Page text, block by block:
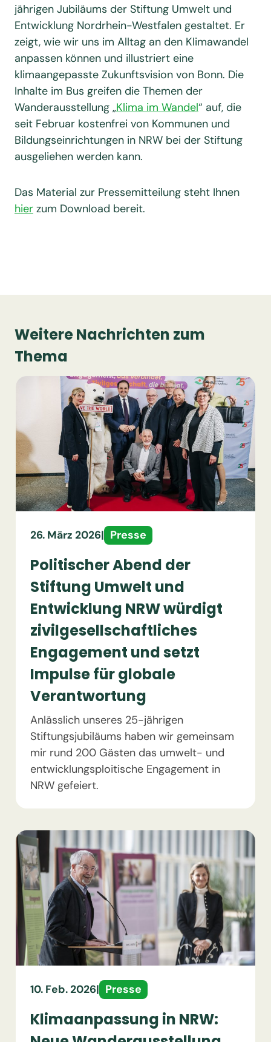
jährigen Jubiläums der Stiftung Umwelt und
Entwicklung Nordrhein-Westfalen gestaltet. Er
zeigt, wie wir uns im Alltag an den Klimawandel
anpassen können und illustriert eine
klimaangepasste Zukunftsvision von Bonn. Die
Inhalte im Bus greifen die Themen der
Wanderausstellung „Klima im Wandel“ auf, die
seit Februar kostenfrei von Kommunen und
Bildungseinrichtungen in NRW bei der Stiftung
ausgeliehen werden kann.
Das Material zur Pressemitteilung steht Ihnen
hier zum Download bereit.
Weitere Nachrichten zum
Thema
26. März 2026| Presse
Politischer Abend der
Stiftung Umwelt und
Entwicklung NRW würdigt
zivilgesellschaftliches
Engagement und setzt
Impulse für globale
Verantwortung
Anlässlich unseres 25-jährigen
Stiftungsjubiläums haben wir gemeinsam
mir rund 200 Gästen das umwelt- und
entwicklungsploitische Engagement in
NRW gefeiert.
10. Feb. 2026| Presse
Klimaanpassung in NRW: